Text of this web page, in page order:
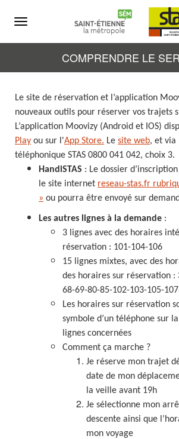
Menu
COMPRENDRE LE
Le site de réservation et l’application
nouveaux outils pour réserver vos trajets
L’application Moovizy (Android et IOS)
Play ou sur l'App Store. Le site web, et via
téléphonique STAS 0800 041 042, choix 3.
HandiSTAS : Le dossier
le site internet reseau-stas.fr
» ou pourra être envoyé sur
Les autres lignes à la demande :
3 lignes avec des horaires
réservation : 101-104-106
15 lignes mixtes, avec des
des horaires sur réservation :
68-69-80-85-102-103-105-
Les horaires sur réservation
symbole d’un téléphone sur
lignes concernées
Comment ça marche ?
Je réserve mon trajet
date de mon
la veille avant 19h
Je sélectionne mon
descente ainsi que
mon voyage